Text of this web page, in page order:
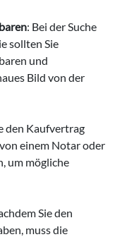
: Bei der Suche
sollten Sie
und
Bild von der
den Kaufvertrag
einem Notar oder
um mögliche
Sie den
muss die